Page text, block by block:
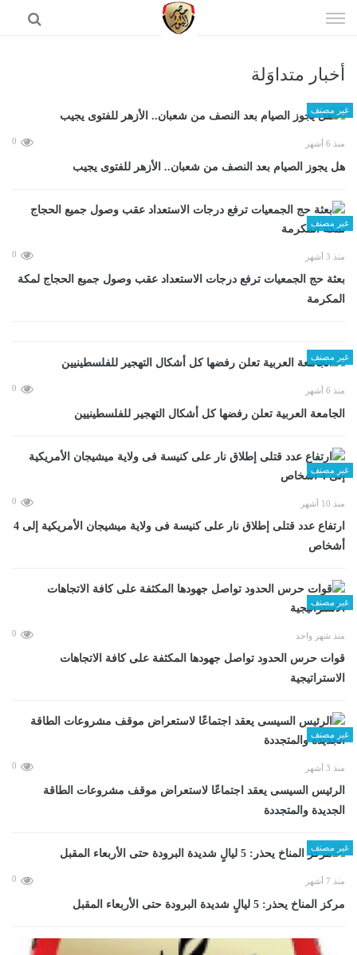
الى
أخبار متداوَلة
غير مصنف
منذ 6 أشهر 0
هل يجوز الصيام بعد النصف من شعبان.. الأزهر للفتوى يجيب
غير مصنف
منذ 3 أشهر 0
بعثة حج الجمعيات ترفع درجات الاستعداد عقب وصول جميع الحجاج لمكة
المكرمة
غير مصنف
منذ 6 أشهر 0
الجامعة العربية تعلن رفضها كل أشكال التهجير للفلسطينيين
غير مصنف
منذ 10 أشهر 0
ارتفاع عدد قتلى إطلاق نار على كنيسة فى ولاية ميشيجان الأمريكية إلى 4
أشخاص
غير مصنف
منذ شهر واحد 0
قوات حرس الحدود تواصل جهودها المكثفة على كافة الاتجاهات
الاستراتيجية
غير مصنف
منذ 3 أشهر 0
الرئيس السيسى يعقد اجتماعًا لاستعراض موقف مشروعات الطاقة
الجديدة والمتجددة
غير مصنف
منذ 7 أشهر 0
مركز المناخ يحذر: 5 ليالٍ شديدة البرودة حتى الأربعاء المقبل